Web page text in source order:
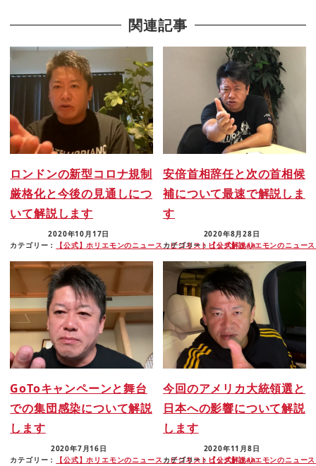
関連記事
ロンドンの新型コロナ規制
厳格化と今後の見通しにつ
いて解説します
2020年10月17日
カテゴリー：
【公式】ホリエモンのニュース・ビジネストピック解説aa
安倍首相辞任と次の首相候
補について最速で解説しま
す
2020年8月28日
カテゴリー： 【公式】ホリエモンのニュー
GoToキャンペーンと舞台
での集団感染について解説
します
2020年7月16日
カテゴリー：
【公式】ホリエモンのニュース・ビジネストピック解説aa
今回のアメリカ大統領選と
日本への影響について解説
します
2020年11月8日
カテゴリー： 【公式】ホリエモンのニュー